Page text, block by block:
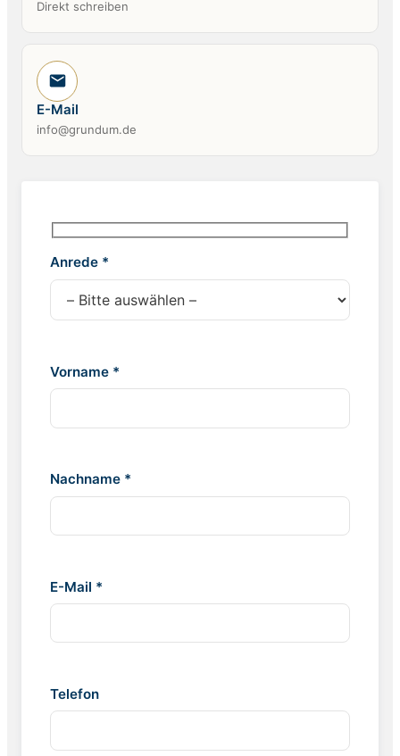
Direkt schreiben
E-Mail
info@grundum.de
Anrede *
Vorname *
Nachname *
E-Mail *
Telefon